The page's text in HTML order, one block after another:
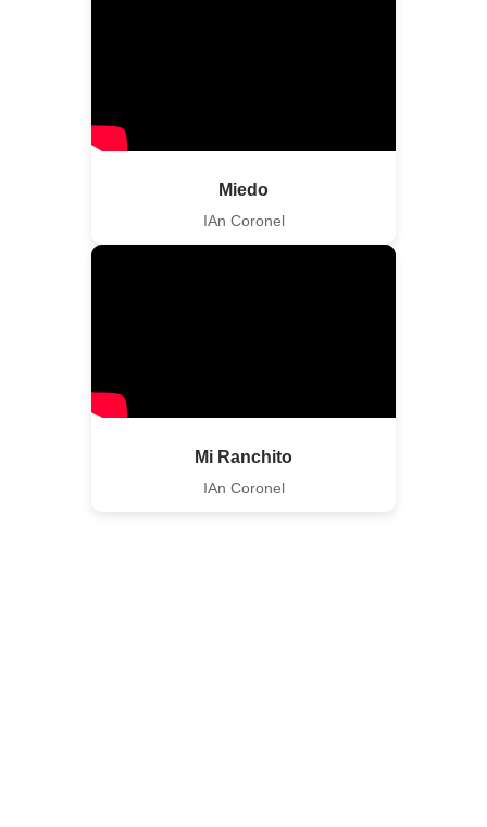
Miedo
IAn Coronel
Mi Ranchito
IAn Coronel